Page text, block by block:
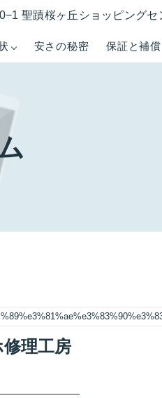
安さの秘密 保証と補償
聖蹟桜ヶ丘ショッピング
理工房